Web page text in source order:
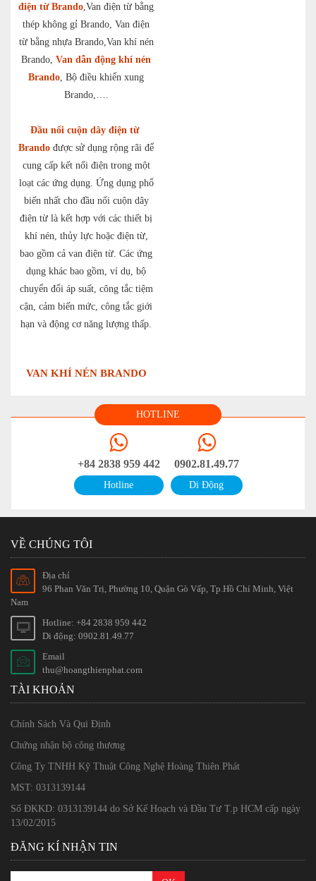
điện từ Brando,Van điện từ bằng
thép không gỉ Brando, Van điện
từ bằng nhựa Brando,Van khí nén
Brando, Van dẫn động khí nén
Brando, Bộ điều khiển xung
Brando,….
Đầu nối cuộn dây điện từ
Brando được sử dụng rộng rãi để
cung cấp kết nối điện trong một
loạt các ứng dụng. Ứng dụng phổ
biến nhất cho đầu nối cuộn dây
điện từ là kết hợp với các thiết bị
khí nén, thủy lực hoặc điện từ,
bao gồm cả van điện từ. Các ứng
dụng khác bao gồm, ví dụ, bộ
chuyển đổi áp suất, công tắc tiệm
cận, cảm biến mức, công tắc giới
hạn và động cơ năng lượng thấp.
VAN KHÍ NÉN BRANDO
HOTLINE
+84 2838 959 442
Hotline
0902.81.49.77
Di Động
VỀ CHÚNG TÔI
Địa chỉ
96 Phan Văn Trị, Phường 10, Quận Gò Vấp, Tp.Hồ Chí Minh, Việt
Nam
Hotline: +84 2838 959 442
Di động: 0902.81.49.77
Email
thu@hoangthienphat.com
TÀI KHOẢN
Chính Sách Và Qui Định
Chứng nhận bộ công thương
Công Ty TNHH Kỹ Thuật Công Nghệ Hoàng Thiên Phát
MST: 0313139144
Số ĐKKD: 0313139144 do Sở Kế Hoạch và Đầu Tư T.p HCM cấp ngày
13/02/2015
ĐĂNG KÍ NHẬN TIN